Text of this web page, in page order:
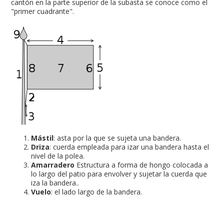
cantón en la parte superior de la subasta se conoce como el
"primer cuadrante".
Mástil: asta por la que se sujeta una bandera.
Driza: cuerda empleada para izar una bandera hasta el
nivel de la polea.
Amarradero Estructura a forma de hongo colocada a
lo largo del patio para envolver y sujetar la cuerda que
iza la bandera..
Vuelo: el lado largo de la bandera.